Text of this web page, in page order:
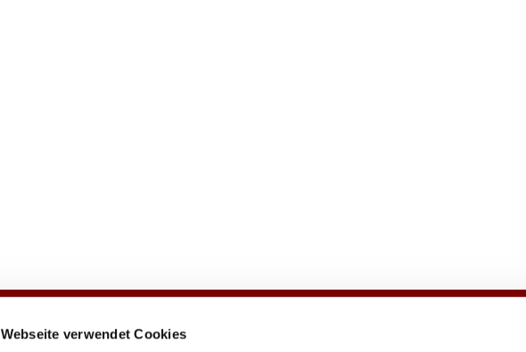
verwendet Cookies
Gottesdienste